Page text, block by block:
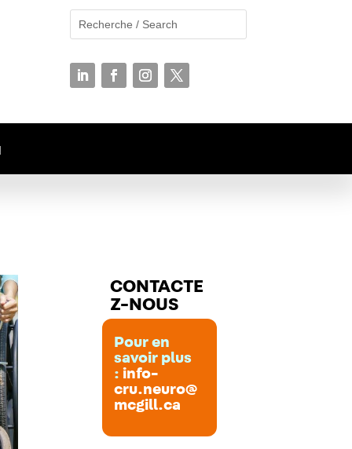
CONTACTE
Z-NOUS
Pour en
savoir plus
:info-
cru.neuro@
mcgill.ca